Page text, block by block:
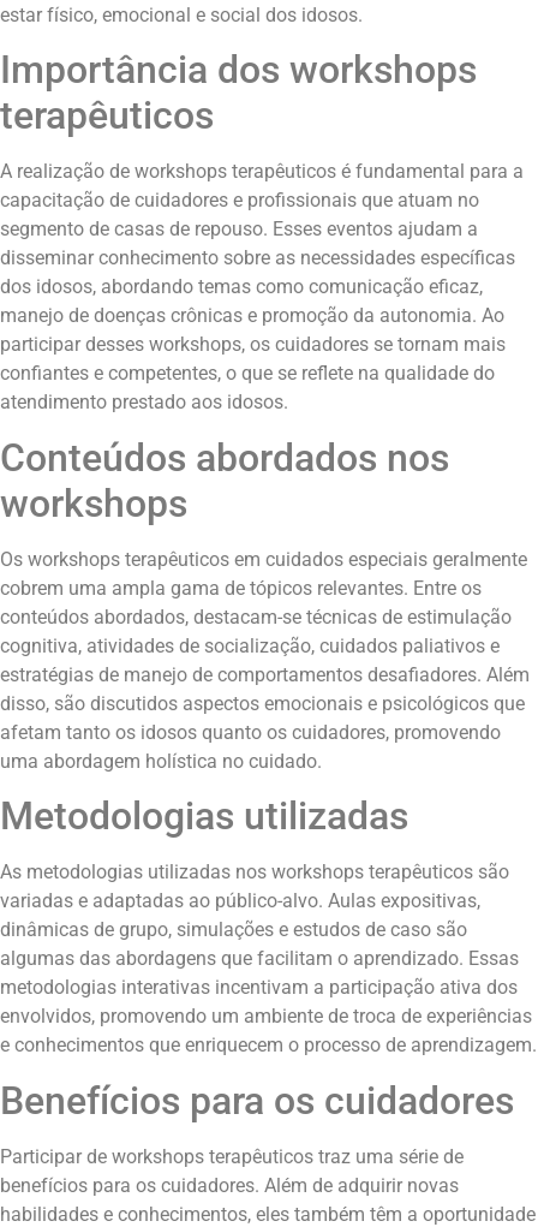
estar físico, emocional e social dos idosos.
Importância dos workshops
terapêuticos
A realização de workshops terapêuticos é fundamental para a
capacitação de cuidadores e profissionais que atuam no
segmento de casas de repouso. Esses eventos ajudam a
disseminar conhecimento sobre as necessidades específicas
dos idosos, abordando temas como comunicação eficaz,
manejo de doenças crônicas e promoção da autonomia. Ao
participar desses workshops, os cuidadores se tornam mais
confiantes e competentes, o que se reflete na qualidade do
atendimento prestado aos idosos.
Conteúdos abordados nos
workshops
Os workshops terapêuticos em cuidados especiais geralmente
cobrem uma ampla gama de tópicos relevantes. Entre os
conteúdos abordados, destacam-se técnicas de estimulação
cognitiva, atividades de socialização, cuidados paliativos e
estratégias de manejo de comportamentos desafiadores. Além
disso, são discutidos aspectos emocionais e psicológicos que
afetam tanto os idosos quanto os cuidadores, promovendo
uma abordagem holística no cuidado.
Metodologias utilizadas
As metodologias utilizadas nos workshops terapêuticos são
variadas e adaptadas ao público-alvo. Aulas expositivas,
dinâmicas de grupo, simulações e estudos de caso são
algumas das abordagens que facilitam o aprendizado. Essas
metodologias interativas incentivam a participação ativa dos
envolvidos, promovendo um ambiente de troca de experiências
e conhecimentos que enriquecem o processo de aprendizagem.
Benefícios para os cuidadores
Participar de workshops terapêuticos traz uma série de
benefícios para os cuidadores. Além de adquirir novas
habilidades e conhecimentos, eles também têm a oportunidade